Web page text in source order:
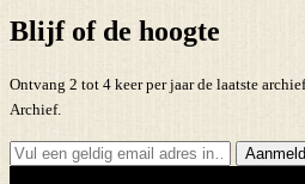
Blijf of de hoogte
Ontvang 2 tot 4 keer per jaar de laatste
Archief.